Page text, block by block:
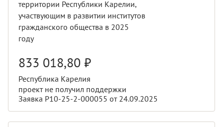
территории Республики Карелии,
участвующим в развитии институтов
гражданского общества в 2025
году
833 018,80 ₽
Республика Карелия
проект не получил поддержки
Заявка Р10-25-2-000055 от 24.09.2025